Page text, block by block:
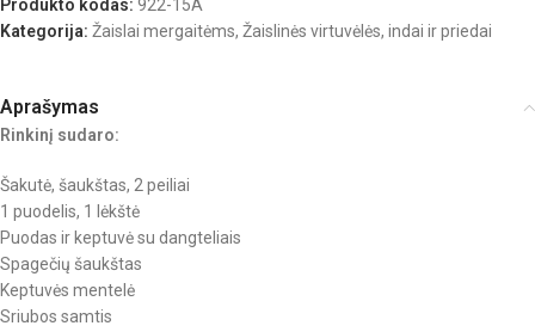
Produkto kodas: 922-15A
Kategorija: Žaislai mergaitėms, Žaislinės virtuvėlės, indai ir priedai
Aprašymas
Rinkinį sudaro:
Šakutė, šaukštas, 2 peiliai
1 puodelis, 1 lėkštė
Puodas ir keptuvė su dangteliais
Spagečių šaukštas
Keptuvės mentelė
Sriubos samtis